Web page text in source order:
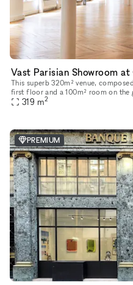
Vast Parisian Showroom
This superb 320m² venue,
first floor and a 100m² room on
term rental to host your
319 m2
PREMIUM